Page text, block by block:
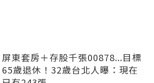
屏東套房＋存股千張00878...目標
65歲退休！32歲台北人曝：現在